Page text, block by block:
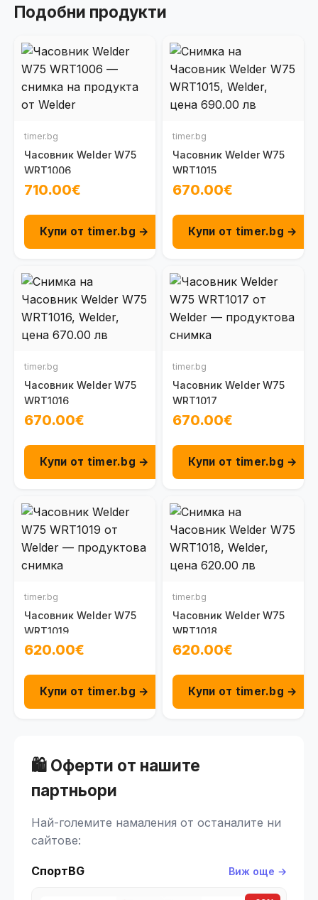
Подобни продукти
timer.bg
Часовник Welder W75
WRT1006
710.00€
Купи от timer.bg →
timer.bg
Часовник Welder W75
WRT1015
670.00€
Купи от timer.bg →
timer.bg
Часовник Welder W75
WRT1016
670.00€
Купи от timer.bg →
timer.bg
Часовник Welder W75
WRT1017
670.00€
Купи от timer.bg →
timer.bg
Часовник Welder W75
WRT1019
620.00€
Купи от timer.bg →
timer.bg
Часовник Welder W75
WRT1018
620.00€
Купи от timer.bg →
🛍️ Оферти от нашите
партньори
Най-големите намаления от останалите ни
сайтове:
СпортBG Виж още →